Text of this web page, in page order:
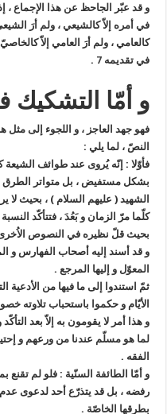
و قد عبّر الجاحظ عن هذا الإجماع
في أمره إلاّ كالشيعي ، ولم أرَ
كالعامي ، ولم أرَ العامي إلاّ
في تقديمه7
.
و أمّا
فهو جهد العاجز ، و اللجوء إلى
النصّ ، لما يلي :
فأوّلا : إنّه يُروى عند طوائف الشيعة
بشكل مستفيض ، بل متواتر الطرق
الشهيد ( عليهم السلام ) ، بحيث لا
كلّما مرّ الزمان و بَعُدَ ، فتتأكّد
بحيث قلّ نظيره في النصوص
و قد أسند إليه أصحاب الفهارس و
المعوّل و إليها المرجع .
ثمّ استندوا إلى ما فيها من الأدعية
الأيّام و حكموا باستحباب تلاوته
و هذا أمر لا يقومون به إلاّ بعد
لما هو مسلّم عندنا من ورعهم و
الفقه .
و أمّا الطائفة السنّية : فلو لم تقنع
رفضه ، بل قد يتذرّع أحد لدعوى عدم
بطرقها الخاصّة .